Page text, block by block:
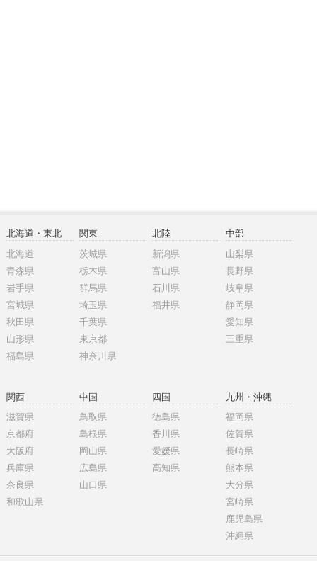
北海道・東北
北海道
青森県
岩手県
宮城県
秋田県
山形県
福島県
関東
茨城県
栃木県
群馬県
埼玉県
千葉県
東京都
神奈川県
北陸
新潟県
富山県
石川県
福井県
中部
山梨県
長野県
岐阜県
静岡県
愛知県
三重県
関西
滋賀県
京都府
大阪府
兵庫県
奈良県
和歌山県
中国
鳥取県
島根県
岡山県
広島県
山口県
四国
徳島県
香川県
愛媛県
高知県
九州・沖縄
福岡県
佐賀県
長崎県
熊本県
大分県
宮崎県
鹿児島県
沖縄県